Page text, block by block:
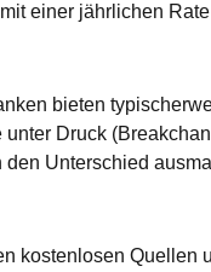
einer jährlichen
bieten
Druck
Unterschied
kostenlosen